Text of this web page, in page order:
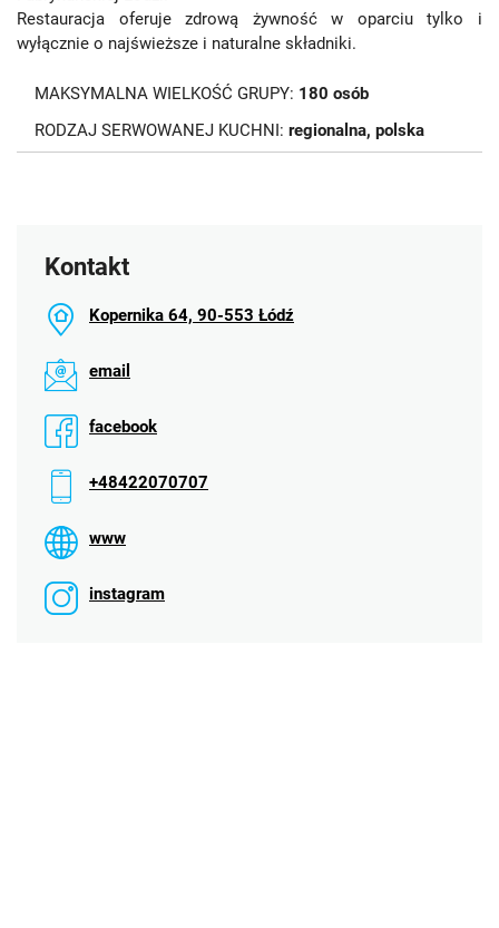
Restauracja oferuje zdrową żywność w oparciu tylko i
wyłącznie o najświeższe i naturalne składniki.
MAKSYMALNA WIELKOŚĆ GRUPY: 180 osób
RODZAJ SERWOWANEJ KUCHNI: regionalna, polska
Kontakt
Kopernika 64, 90-553 Łódź
email
facebook
+48422070707
www
instagram